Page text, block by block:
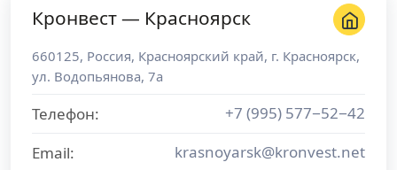
Кронвест — Красноярск
660125, Россия, Красноярский край, г. Красноярск,
ул. Водопьянова, 7а
Телефон:
+7 (995) 577−52−42
Email:
krasnoyarsk@kronvest.net